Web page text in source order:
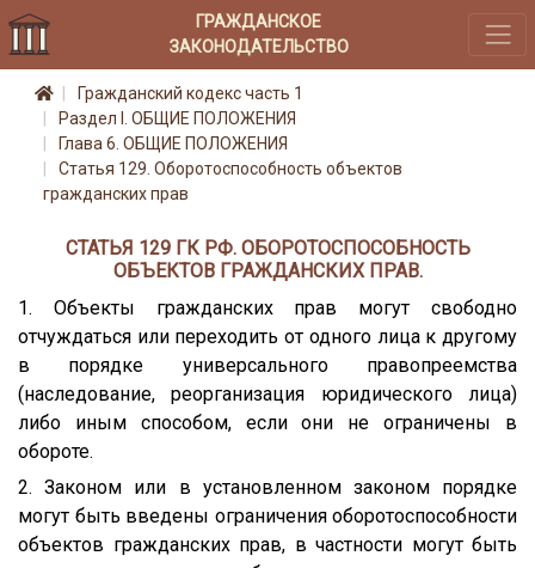
ГРАЖДАНСКОЕ
ЗАКОНОДАТЕЛЬСТВО
Гражданский кодекс часть 1
Раздел I. ОБЩИЕ ПОЛОЖЕНИЯ
Глава 6. ОБЩИЕ ПОЛОЖЕНИЯ
Статья 129. Оборотоспособность объектов
гражданских прав
СТАТЬЯ 129 ГК РФ. ОБОРОТОСПОСОБНОСТЬ
ОБЪЕКТОВ ГРАЖДАНСКИХ ПРАВ.
1. Объекты гражданских прав могут свободно
отчуждаться или переходить от одного лица к другому
в порядке универсального правопреемства
(наследование, реорганизация юридического лица)
либо иным способом, если они не ограничены в
обороте.
2. Законом или в установленном законом порядке
могут быть введены ограничения оборотоспособности
объектов гражданских прав, в частности могут быть